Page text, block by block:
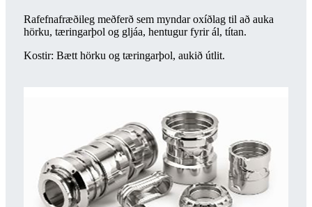
Rafefnafræðileg meðferð sem myndar oxíðlag til að auka
hörku, tæringarþol og gljáa, hentugur fyrir ál, títan.
Kostir: Bætt hörku og tæringarþol, aukið útlit.